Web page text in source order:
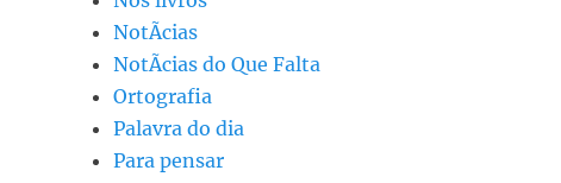
NotÃ­cias
NotÃ­cias do Que Falta
Ortografia
Palavra do dia
Para pensar